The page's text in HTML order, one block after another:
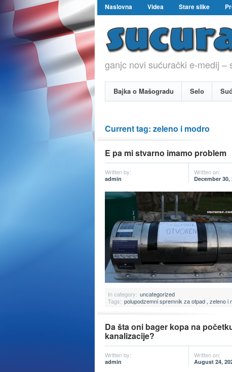
Naslovna Videa Stare slike
ganjc novi sućurački e-medij –
Bajka o Mašogradu Selo
Current tag: zeleno i modro
E pa mi stvarno imamo problem
Written by:
admin
Written on:
December 30,
In category: uncategorized
Tags: polupodzemni spremnik za otpad , zeleno i
Da šta oni bager kopa na
kanalizacije?
Written by:
admin
Written on:
August 24,